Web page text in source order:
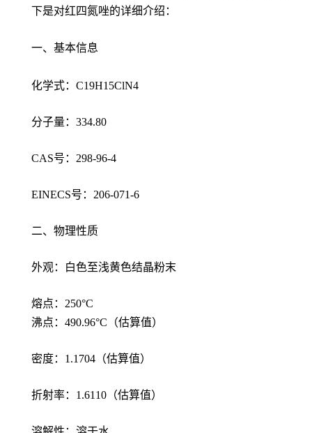
下是对红四氮唑的详细介绍：
一、基本信息
化学式：C19H15ClN4
分子量：334.80
CAS号：298-96-4
EINECS号：206-071-6
二、物理性质
外观：白色至浅黄色结晶粉末
熔点：250°C
沸点：490.96°C（估算值）
密度：1.1704（估算值）
折射率：1.6110（估算值）